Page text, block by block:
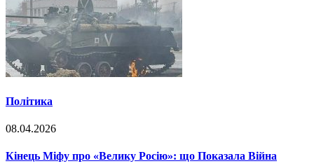
Політика
08.04.2026
Кінець Міфу про «Велику Росію»: що Показала Війна